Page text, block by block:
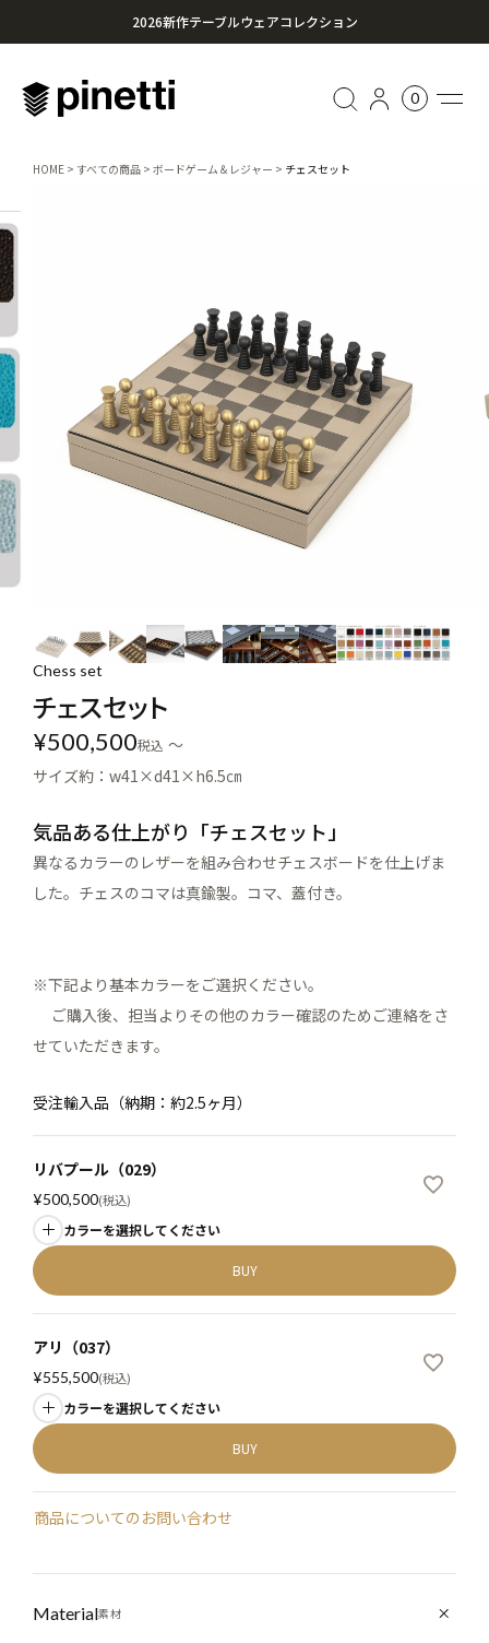
2026新作テーブルウェアコレクション
¥20,000円以上のお買い上げで送料無料
0
HOME すべての商品 ボードゲーム＆レジャー チェスセット
Chess set
チェスセット
¥500,500税込 〜
サイズ約：w41×d41×h6.5㎝
気品ある仕上がり「チェスセット」
異なるカラーのレザーを組み合わせチェスボードを仕上げま
した。チェスのコマは真鍮製。コマ、蓋付き。
※下記より基本カラーをご選択ください。
ご購入後、担当よりその他のカラー確認のためご連絡をさ
せていただきます。
受注輸入品（納期：約2.5ヶ月）
リバプール（029）
¥500,500 税込
BUY
カラーを選択してください
アリ（037）
¥555,500 税込
BUY
カラーを選択してください
商品についてのお問い合わせ
Material素材